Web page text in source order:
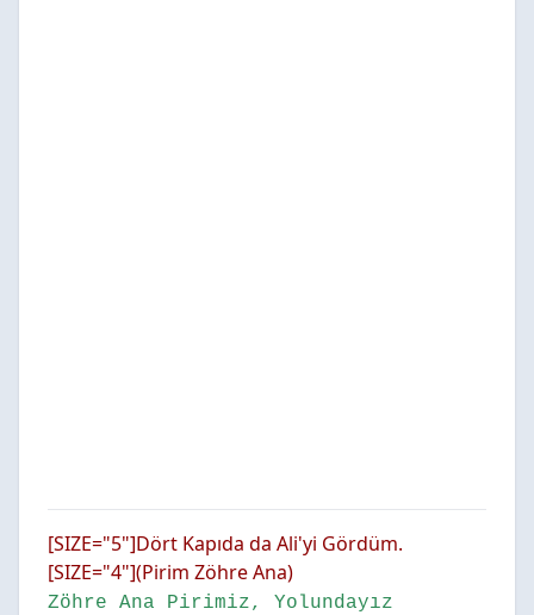
[SIZE="5"]Dört Kapıda da Ali'yi Gördüm.
[SIZE="4"](Pirim Zöhre Ana)
Zöhre Ana Pirimiz, Yolundayız